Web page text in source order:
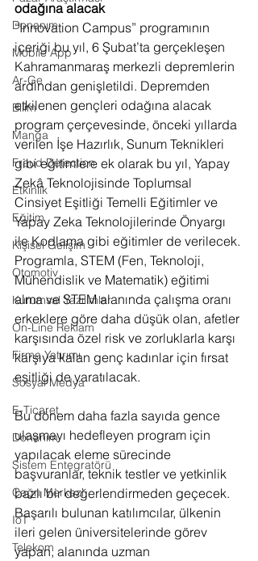
Donanım
Mobile App
Ar-Ge
Bilim
Manga
Fraud Detection
Etkinlik
Eğitim
Kişisel Gelişim
Otomotiv
Kurumsal Yazılımlar
On-Line Reklam
Firma Yatırımı
Sosyal Medya
E-Ticaret
Donanım
Sistem Entegratörü
Çağrı Merkezi
IoT
Telekom
odağına alacak
“Innovation Campus” programının
içeriği bu yıl, 6 Şubat’ta gerçekleşen
Kahramanmaraş merkezli depremlerin
ardından genişletildi. Depremden
etkilenen gençleri odağına alacak
program çerçevesinde, önceki yıllarda
verilen İşe Hazırlık, Sunum Teknikleri
gibi eğitimlere ek olarak bu yıl, Yapay
Zekâ Teknolojisinde Toplumsal
Cinsiyet Eşitliği Temelli Eğitimler ve
Yapay Zeka Teknolojilerinde Önyargı
ile Kodlama gibi eğitimler de verilecek.
Programla, STEM (Fen, Teknoloji,
Mühendislik ve Matematik) eğitimi
alma ve STEM alanında çalışma oranı
erkeklere göre daha düşük olan, afetler
karşısında özel risk ve zorluklarla karşı
karşıya kalan genç kadınlar için fırsat
eşitliği de yaratılacak.
Bu dönem daha fazla sayıda gence
ulaşmayı hedefleyen program için
yapılacak eleme sürecinde
başvuranlar, teknik testler ve yetkinlik
bazlı bir değerlendirmeden geçecek.
Başarılı bulunan katılımcılar, ülkenin
ileri gelen üniversitelerinde görev
yapan, alanında uzman